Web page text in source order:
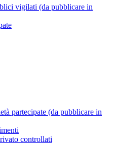
vigilati (da pubblicare in
partecipate (da pubblicare in
controllati